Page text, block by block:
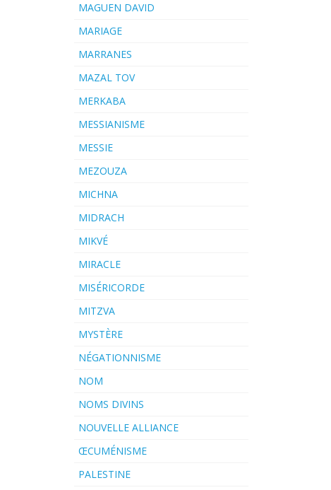
MAGUEN DAVID
MARIAGE
MARRANES
MAZAL TOV
MERKABA
MESSIANISME
MESSIE
MEZOUZA
MICHNA
MIDRACH
MIKVÉ
MIRACLE
MISÉRICORDE
MITZVA
MYSTÈRE
NÉGATIONNISME
NOM
NOMS DIVINS
NOUVELLE ALLIANCE
ŒCUMÉNISME
PALESTINE